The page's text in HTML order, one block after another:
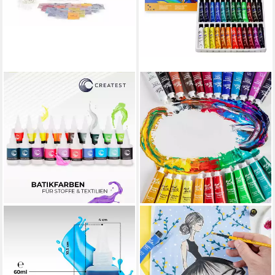
Bastelfarbe Batikfarben-Set
mit 20 Farben DIY Textilfarbe
für Fashion & Spaß, Ideal für
MONT MARTE
Bastelfarbe SIGNATURE
Gouache Farben Set 12 / 24 x
12ml - Intensive Farben,